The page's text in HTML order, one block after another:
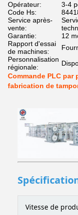
Opérateur:
3-4
Code Hs:
Service après-
vente:
Garantie:
12
Rapport d'essai
de machines:
Personnalisation
régionale:
Commande PLC
fabrication de
Vitesse de